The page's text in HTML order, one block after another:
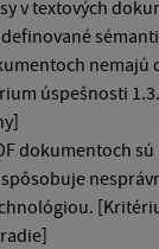
v textových
nemajú
úspešnosti
dokumentoch